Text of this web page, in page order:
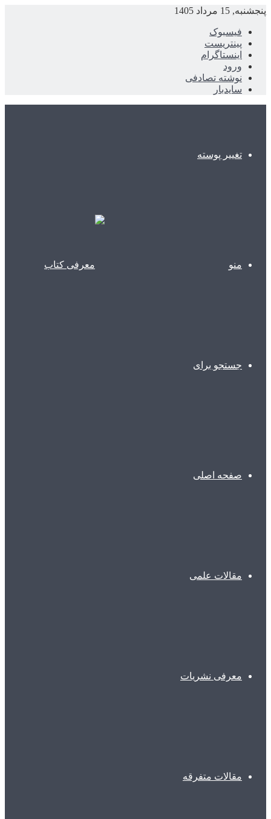
پنجشنبه, 15 مرداد 1405
فیسبوک
پینتریست
اینستاگرام
ورود
نوشته تصادفی
سایدبار
تغییر پوسته
منو
جستجو برای
صفحه اصلی
مقالات علمی
معرفی نشریات
مقالات متفرقه